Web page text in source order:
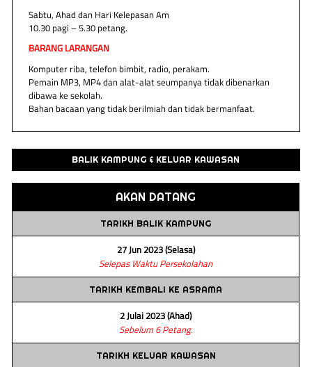
Sabtu, Ahad dan Hari Kelepasan Am
10.30 pagi – 5.30 petang.
BARANG LARANGAN
Komputer riba, telefon bimbit, radio, perakam.
Pemain MP3, MP4 dan alat-alat seumpanya tidak dibenarkan
dibawa ke sekolah.
Bahan bacaan yang tidak berilmiah dan tidak bermanfaat.
BALIK KAMPUNG & KELUAR KAWASAN
AKAN DATANG
TARIKH BALIK KAMPUNG
27 Jun 2023 (Selasa)
Selepas Waktu Persekolahan
TARIKH KEMBALI KE ASRAMA
2 Julai 2023 (Ahad)
Sebelum 6 Petang.
TARIKH KELUAR KAWASAN